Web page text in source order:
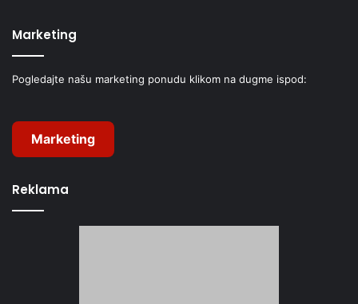
Marketing
Pogledajte našu marketing ponudu klikom na dugme ispod:
Marketing
Reklama